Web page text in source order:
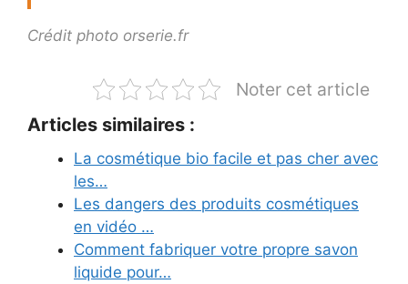
Crédit photo orserie.fr
Noter cet article
Articles similaires :
La cosmétique bio facile et pas cher avec
les…
Les dangers des produits cosmétiques
en vidéo …
Comment fabriquer votre propre savon
liquide pour…